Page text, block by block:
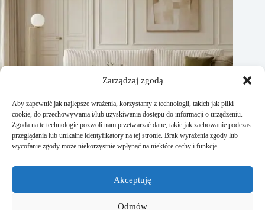
Zarządzaj zgodą
Aby zapewnić jak najlepsze wrażenia, korzystamy z technologii, takich jak pliki
cookie, do przechowywania i/lub uzyskiwania dostępu do informacji o urządzeniu.
Zgoda na te technologie pozwoli nam przetwarzać dane, takie jak zachowanie podczas
przeglądania lub unikalne identyfikatory na tej stronie. Brak wyrażenia zgody lub
wycofanie zgody może niekorzystnie wpłynąć na niektóre cechy i funkcje.
Akceptuję
Odmów